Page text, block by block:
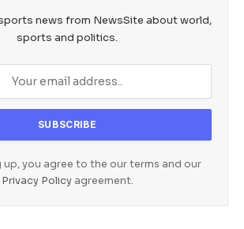
news from NewsSite about world,
sports and politics.
up, you agree to the our terms and our
Privacy Policyagreement.